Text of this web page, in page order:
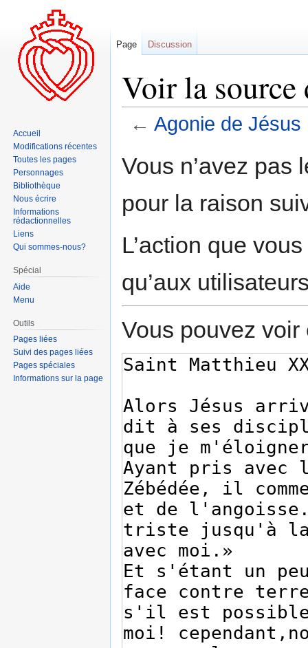
Voir la source
← Agonie de Jésus
à
navigation
à
recherche
Vous n’avez pas
pour la raison
L’action que
qu’aux
Vous pouvez
Page Discussion
Accueil
Modifications récentes
Toutes les pages
Personnages
Bibliothèque
Nous écrire
Informations
rédactionnelles
Liens
Qui sommes-nous?
Spécial
Aide
Menu
Outils
Pages liées
Suivi des pages liées
Pages spéciales
Informations sur la page